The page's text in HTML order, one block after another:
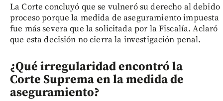
La Corte concluyó que se vulneró su derecho al debido
proceso porque la medida de aseguramiento impuesta
fue más severa que la solicitada por la Fiscalía. Aclaró
que esta decisión no cierra la investigación penal.
¿Qué irregularidad encontró la
Corte Suprema en la medida de
aseguramiento?